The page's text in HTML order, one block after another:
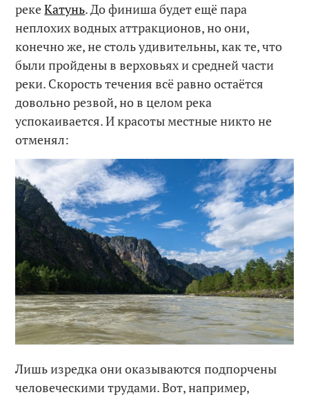
рекеКатунь. До финиша будет ещё пара
неплохих водных аттракционов, но они,
конечно же, не столь удивительны, как те, что
были пройдены в верховьях и средней части
реки. Скорость течения всё равно остаётся
довольно резвой, но в целом река
успокаивается. И красоты местные никто не
отменял:
Лишь изредка они оказываются подпорчены
человеческими трудами. Вот, например,